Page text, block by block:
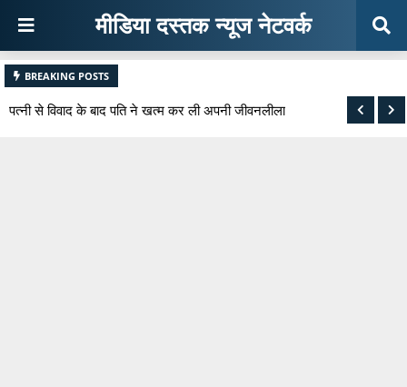
मीडिया दस्तक न्यूज नेटवर्क
BREAKING POSTS
चार की बच्ची संग 14 साल के किशोर ने किया गंदा काम